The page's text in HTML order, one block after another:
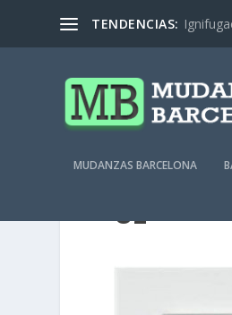
TENDENCIAS:
MUDANZAS BARCELONA
O2